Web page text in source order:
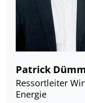
Patrick
Ressortleiter
Energie